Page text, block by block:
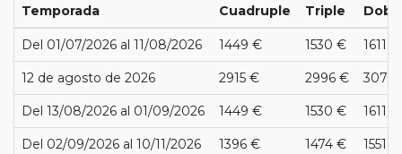
Temporada Cuadruple Triple
Del 01/07/2026 al 11/08/2026 1449 € 1530 € 1611 €
12 de agosto de 2026 2915 € 2996 € 3076
Del 13/08/2026 al 01/09/2026 1449 € 1530 € 1611 €
Del 02/09/2026 al 10/11/2026 1396 € 1474 € 1551 €